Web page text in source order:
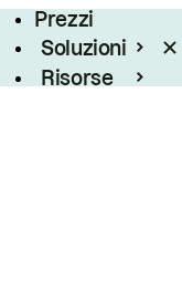
Prezzi
Soluzioni
Risorse